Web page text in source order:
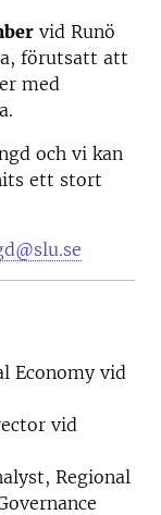
vid Runö
förutsatt att
med
och vi kan
ett stort
Economy vid
vid
Regional